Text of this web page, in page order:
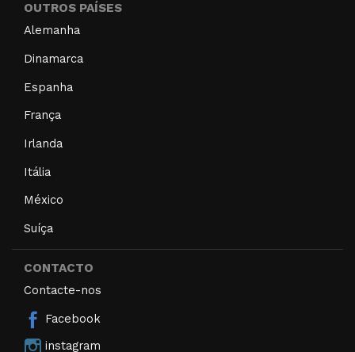
OUTROS PAÍSES
Alemanha
Dinamarca
Espanha
França
Irlanda
Itália
México
Suíça
CONTACTO
Contacte-nos
Facebook
instagram